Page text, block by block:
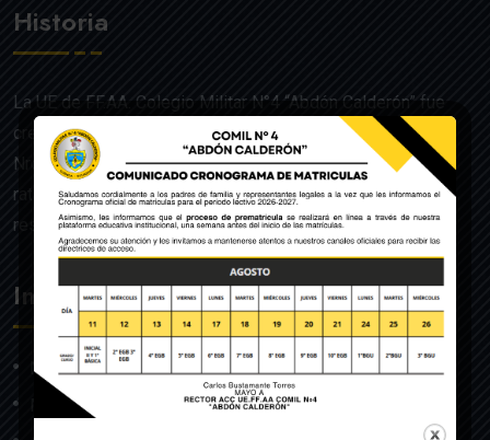
Historia
La UE de FF.AA. Colegio Militar N°4 “Abdón Calderón” fue
creado mediante Acuerdo Ministerial de la Orden General
Nro. 140, dado en Quito el 22 de julio del año 1992 y
ratificado por el Ministerio de Educación mediante
resolución Nro. 608 del 29 de julio de 1992.
Institución
Nosotros
Misión y Visión